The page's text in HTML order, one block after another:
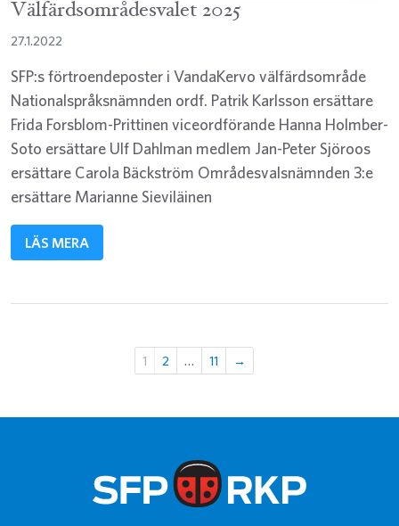
Välfärdsområdesvalet 2025
27.1.2022
SFP:s förtroendeposter i VandaKervo välfärdsområde
Nationalspråksnämnden ordf. Patrik Karlsson ersättare
Frida Forsblom-Prittinen viceordförande Hanna Holmber-
Soto ersättare Ulf Dahlman medlem Jan-Peter Sjöroos
ersättare Carola Bäckström Områdesvalsnämnden 3:e
ersättare Marianne Sieviläinen
LÄS MERA
Sidnumrering för inlägg
Page
1 Page
2 … Page
11 →